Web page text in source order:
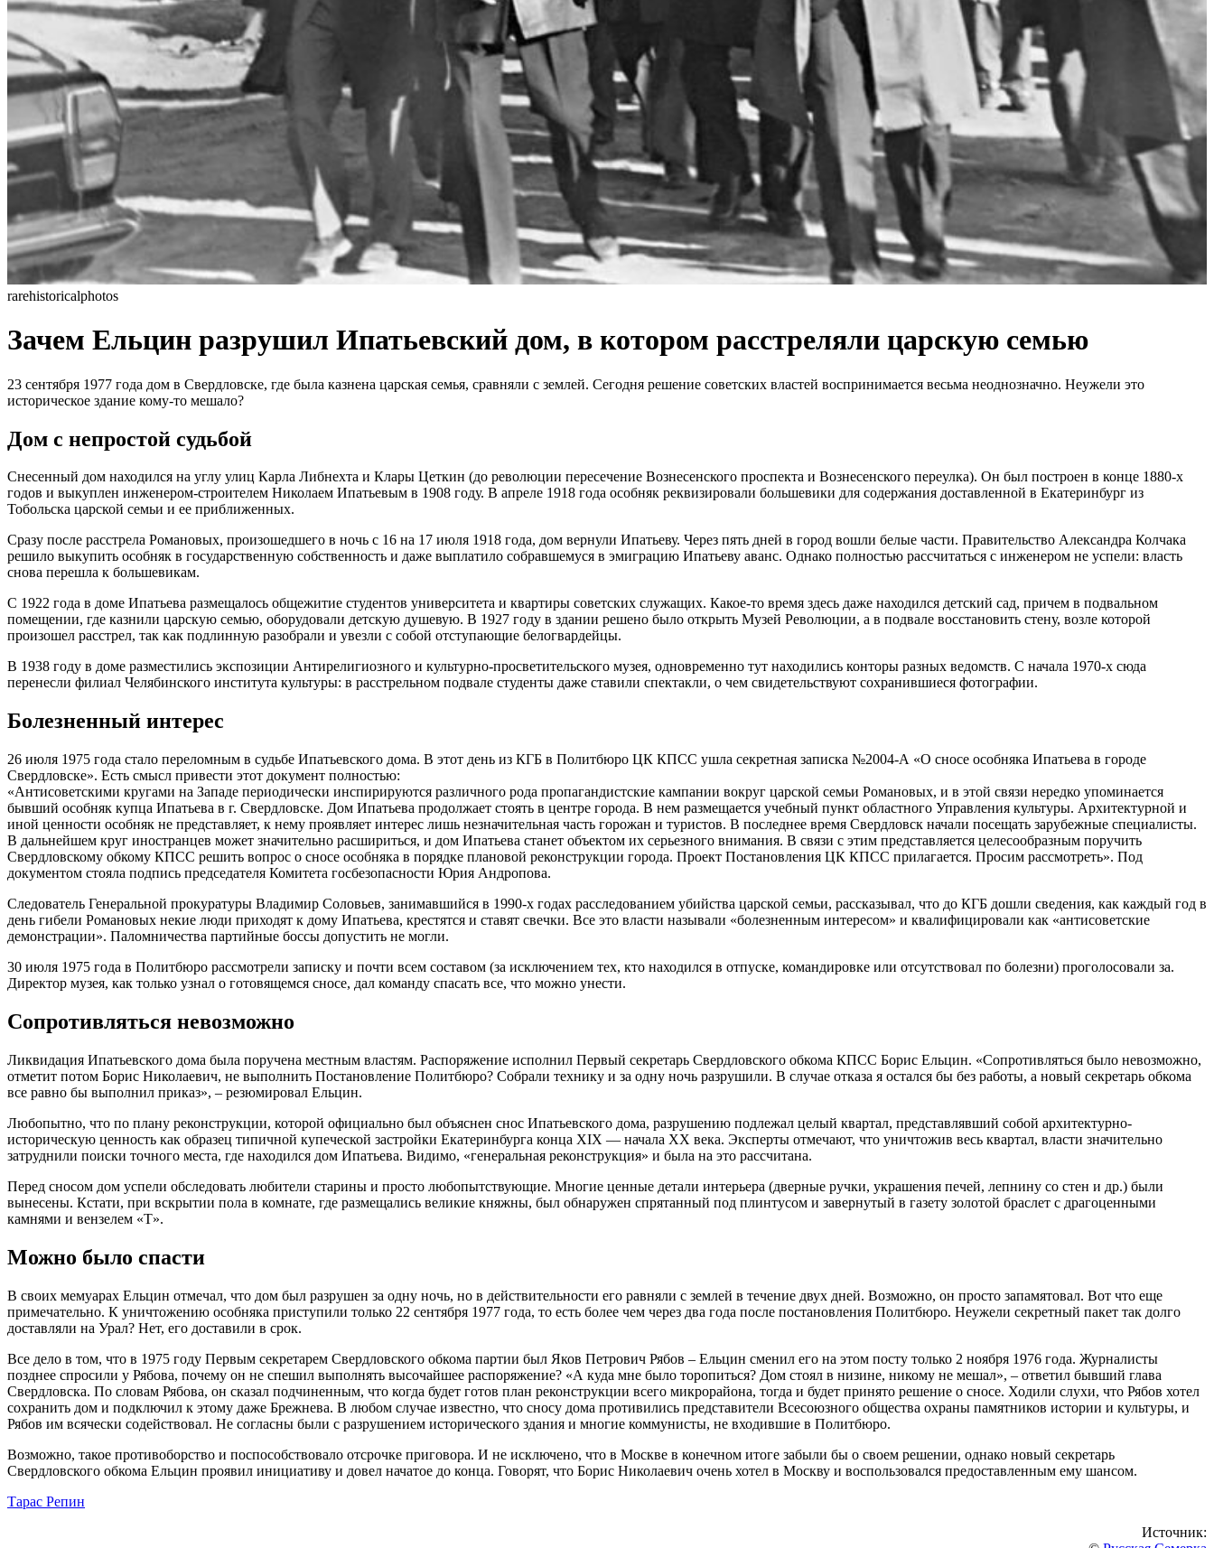
rarehistoricalphotos
Зачем Ельцин разрушил Ипатьевский дом, в котором расстреляли царскую семью
23 сентября 1977 года дом в Свердловске, где была казнена царская семья, сравняли с землей. Сегодня решение советских властей воспринимается весьма неоднозначно. Неужели это
историческое здание кому-то мешало?
Дом с непростой судьбой
Снесенный дом находился на углу улиц Карла Либнехта и Клары Цеткин (до революции пересечение Вознесенского проспекта и Вознесенского переулка). Он был построен в конце 1880-х
годов и выкуплен инженером-строителем Николаем Ипатьевым в 1908 году. В апреле 1918 года особняк реквизировали большевики для содержания доставленной в Екатеринбург из
Тобольска царской семьи и ее приближенных.
Сразу после расстрела Романовых, произошедшего в ночь с 16 на 17 июля 1918 года, дом вернули Ипатьеву. Через пять дней в город вошли белые части. Правительство Александра Колчака
решило выкупить особняк в государственную собственность и даже выплатило собравшемуся в эмиграцию Ипатьеву аванс. Однако полностью рассчитаться с инженером не успели: власть
снова перешла к большевикам.
С 1922 года в доме Ипатьева размещалось общежитие студентов университета и квартиры советских служащих. Какое-то время здесь даже находился детский сад, причем в подвальном
помещении, где казнили царскую семью, оборудовали детскую душевую. В 1927 году в здании решено было открыть Музей Революции, а в подвале восстановить стену, возле которой
произошел расстрел, так как подлинную разобрали и увезли с собой отступающие белогвардейцы.
В 1938 году в доме разместились экспозиции Антирелигиозного и культурно-просветительского музея, одновременно тут находились конторы разных ведомств. С начала 1970-х сюда
перенесли филиал Челябинского института культуры: в расстрельном подвале студенты даже ставили спектакли, о чем свидетельствуют сохранившиеся фотографии.
Болезненный интерес
26 июля 1975 года стало переломным в судьбе Ипатьевского дома. В этот день из КГБ в Политбюро ЦК КПСС ушла секретная записка №2004-А «О сносе особняка Ипатьева в городе
Свердловске». Есть смысл привести этот документ полностью:
«Антисоветскими кругами на Западе периодически инспирируются различного рода пропагандистские кампании вокруг царской семьи Романовых, и в этой связи нередко упоминается
бывший особняк купца Ипатьева в г. Свердловске. Дом Ипатьева продолжает стоять в центре города. В нем размещается учебный пункт областного Управления культуры. Архитектурной и
иной ценности особняк не представляет, к нему проявляет интерес лишь незначительная часть горожан и туристов. В последнее время Свердловск начали посещать зарубежные специалисты.
В дальнейшем круг иностранцев может значительно расшириться, и дом Ипатьева станет объектом их серьезного внимания. В связи с этим представляется целесообразным поручить
Свердловскому обкому КПСС решить вопрос о сносе особняка в порядке плановой реконструкции города. Проект Постановления ЦК КПСС прилагается. Просим рассмотреть». Под
документом стояла подпись председателя Комитета госбезопасности Юрия Андропова.
Следователь Генеральной прокуратуры Владимир Соловьев, занимавшийся в 1990-х годах расследованием убийства царской семьи, рассказывал, что до КГБ дошли сведения, как каждый год в
день гибели Романовых некие люди приходят к дому Ипатьева, крестятся и ставят свечки. Все это власти называли «болезненным интересом» и квалифицировали как «антисоветские
демонстрации». Паломничества партийные боссы допустить не могли.
30 июля 1975 года в Политбюро рассмотрели записку и почти всем составом (за исключением тех, кто находился в отпуске, командировке или отсутствовал по болезни) проголосовали за.
Директор музея, как только узнал о готовящемся сносе, дал команду спасать все, что можно унести.
Сопротивляться невозможно
Ликвидация Ипатьевского дома была поручена местным властям. Распоряжение исполнил Первый секретарь Свердловского обкома КПСС Борис Ельцин. «Сопротивляться было невозможно,
отметит потом Борис Николаевич, не выполнить Постановление Политбюро? Собрали технику и за одну ночь разрушили. В случае отказа я остался бы без работы, а новый секретарь обкома
все равно бы выполнил приказ», – резюмировал Ельцин.
Любопытно, что по плану реконструкции, которой официально был объяснен снос Ипатьевского дома, разрушению подлежал целый квартал, представлявший собой архитектурно-
историческую ценность как образец типичной купеческой застройки Екатеринбурга конца XIX — начала XX века. Эксперты отмечают, что уничтожив весь квартал, власти значительно
затруднили поиски точного места, где находился дом Ипатьева. Видимо, «генеральная реконструкция» и была на это рассчитана.
Перед сносом дом успели обследовать любители старины и просто любопытствующие. Многие ценные детали интерьера (дверные ручки, украшения печей, лепнину со стен и др.) были
вынесены. Кстати, при вскрытии пола в комнате, где размещались великие княжны, был обнаружен спрятанный под плинтусом и завернутый в газету золотой браслет с драгоценными
камнями и вензелем «Т».
Можно было спасти
В своих мемуарах Ельцин отмечал, что дом был разрушен за одну ночь, но в действительности его равняли с землей в течение двух дней. Возможно, он просто запамятовал. Вот что еще
примечательно. К уничтожению особняка приступили только 22 сентября 1977 года, то есть более чем через два года после постановления Политбюро. Неужели секретный пакет так долго
доставляли на Урал? Нет, его доставили в срок.
Все дело в том, что в 1975 году Первым секретарем Свердловского обкома партии был Яков Петрович Рябов – Ельцин сменил его на этом посту только 2 ноября 1976 года. Журналисты
позднее спросили у Рябова, почему он не спешил выполнять высочайшее распоряжение? «А куда мне было торопиться? Дом стоял в низине, никому не мешал», – ответил бывший глава
Свердловска. По словам Рябова, он сказал подчиненным, что когда будет готов план реконструкции всего микрорайона, тогда и будет принято решение о сносе. Ходили слухи, что Рябов хотел
сохранить дом и подключил к этому даже Брежнева. В любом случае известно, что сносу дома противились представители Всесоюзного общества охраны памятников истории и культуры, и
Рябов им всячески содействовал. Не согласны были с разрушением исторического здания и многие коммунисты, не входившие в Политбюро.
Возможно, такое противоборство и поспособствовало отсрочке приговора. И не исключено, что в Москве в конечном итоге забыли бы о своем решении, однако новый секретарь
Свердловского обкома Ельцин проявил инициативу и довел начатое до конца. Говорят, что Борис Николаевич очень хотел в Москву и воспользовался предоставленным ему шансом.
Тарас Репин
Источник: